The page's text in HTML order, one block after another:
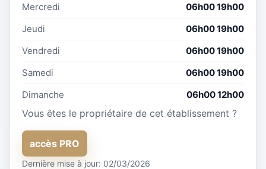
Mercredi
06h00 19h00
Jeudi
06h00 19h00
Vendredi
06h00 19h00
Samedi
06h00 19h00
Dimanche
06h00 12h00
Vous êtes le propriétaire de cet établissement ?
accès PRO
Dernière mise à jour: 02/03/2026